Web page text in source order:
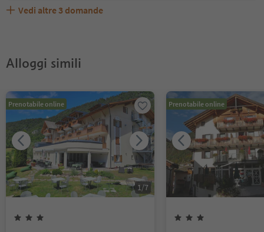
Lotschenhof accetta animali domestici?
Quali servizi/attività sono disponibili presso
Gli ospiti di Lotschenhof ricevono l'Alto Adige Guest
Vedi altre 3 domande
Alloggi simili
Prenotabile online
1 /7
Prenotabile online